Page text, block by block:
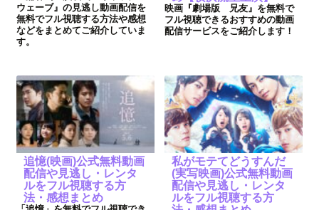
ウェーブ』の見逃し動画配信を
無料でフル視聴する方法や感想
などをまとめてご紹介していま
す。
映画『劇場版 兄友』を無料で
フル視聴できるおすすめの動画
配信サービスをご紹介します！
追憶(映画)公式無料動画
配信や見逃し・レンタ
ルをフル視聴する方
法・感想まとめ
私がモテてどうすんだ
(実写映画)公式無料動画
配信や見逃し・レンタ
ルをフル視聴する方